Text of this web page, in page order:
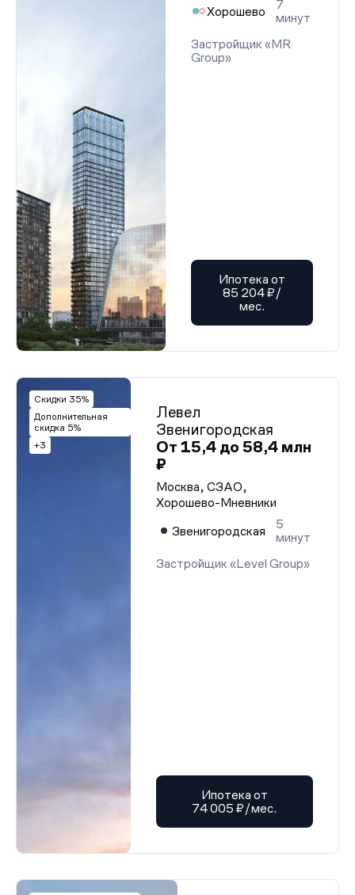
Хорошево
7
минут
Застройщик «MR
Group»
Ипотека от
85 204 ₽/
мес.
Скидки 35%
Дополнительная
скидка 5%
+3
Левел
Звенигородская
От 15,4 до 58,4 млн
₽
Москва, СЗАО,
Хорошево-Мневники
Звенигородская
5
минут
Застройщик «Level Group»
Ипотека от
74 005 ₽/мес.